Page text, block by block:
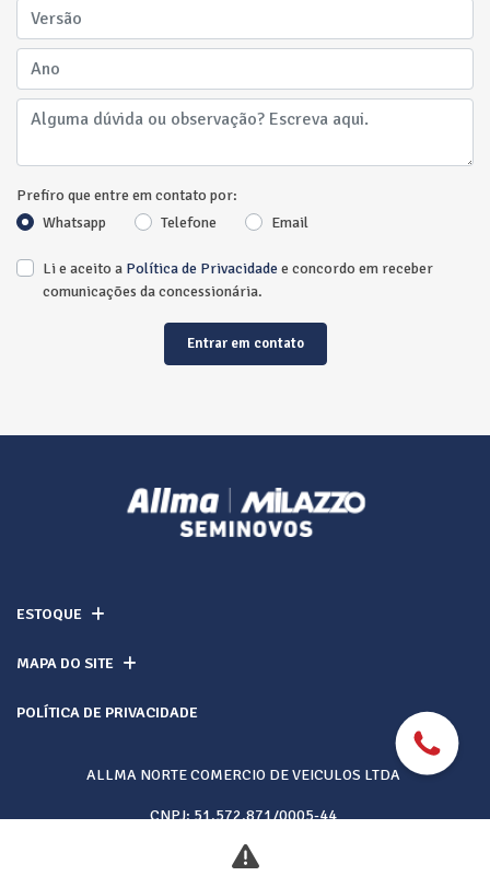
Prefiro que entre em contato por:
Whatsapp
Telefone Email
Li e aceito a Política de Privacidade e concordo em receber
comunicações da concessionária.
Entrar em contato
ESTOQUE
MAPA DO SITE
POLÍTICA DE PRIVACIDADE
ALLMA NORTE COMERCIO DE VEICULOS LTDA
CNPJ: 51.572.871/0005-44